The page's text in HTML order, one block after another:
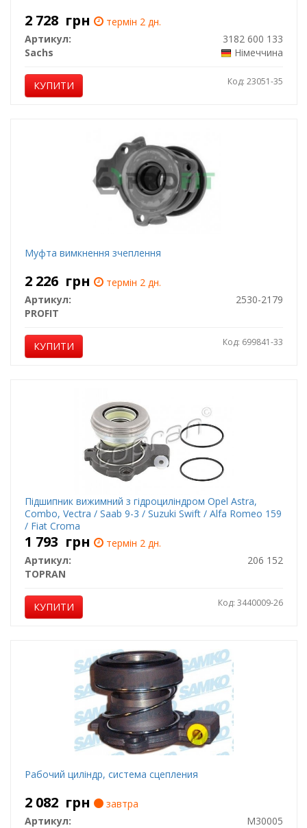
2 728 грн
термін 2 дн.
Артикул:
3182 600 133
Sachs
Німеччина
КУПИТИ Код: 23051-35
Муфта вимкнення зчеплення
2 226 грн
термін 2 дн.
Артикул:
2530-2179
PROFIT
КУПИТИ Код: 699841-33
Підшипник вижимний з гідроциліндром Opel Astra,
Combo, Vectra / Saab 9-3 / Suzuki Swift / Alfa Romeo 159
/ Fiat Croma
1 793 грн
термін 2 дн.
Артикул:
206 152
TOPRAN
КУПИТИ Код: 3440009-26
Рабочий циліндр, система сцепления
2 082 грн
завтра
Артикул:
M30005